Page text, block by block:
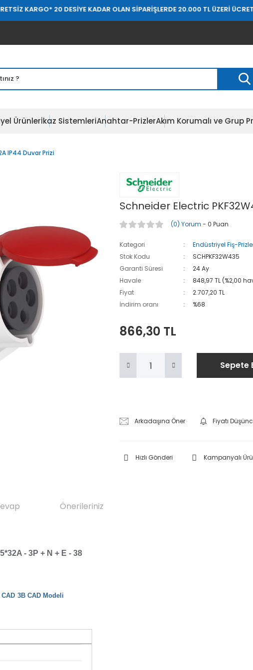
* 20 DESİYE KADAR OLAN SİPARİŞLERDE 20.000 TL ÜZERİ ÜCRETSİZ KARGO*
Ürünlerİkaz SistemleriAnahtar-PrizlerAkım Korumalı ve Grup
IP44 Duvar Prizi
Schneider Electric
(0) Yorum - 0 Puan
Kategori
Endüstriyel Fiş-
Stok Kodu
SCHPKF32W435
Garanti Süresi
24 Ay
Havale
848,97 TL (%2,00
Fiyat
2.707,20 TL
İndirim oranı
%68
866,30 TL
Sepete
Arkadaşına Öner Fiyatı
Hızlı Gönderi Kampanyalı
Önerileriniz
- 3P + N + E - 38
3B CAD Modeli